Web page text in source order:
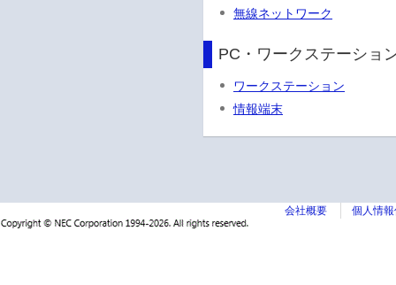
無線ネットワーク
PC・ワークステーショ
ワークステーション
情報端末
会社概要 個人情